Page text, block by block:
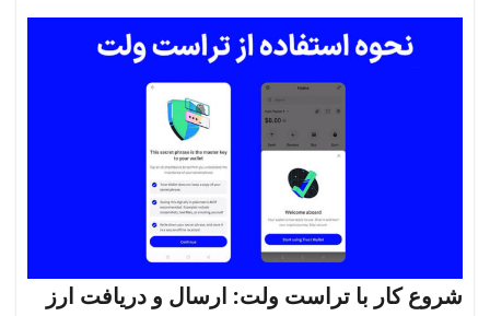
شروع کار با تراست ولت: ارسال و دریافت ارز